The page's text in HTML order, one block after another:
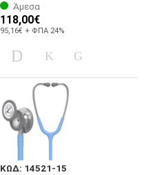
Άμεσα
118,00€
95,16€ + ΦΠΑ 24%
ΚΩΔ: 14521-15